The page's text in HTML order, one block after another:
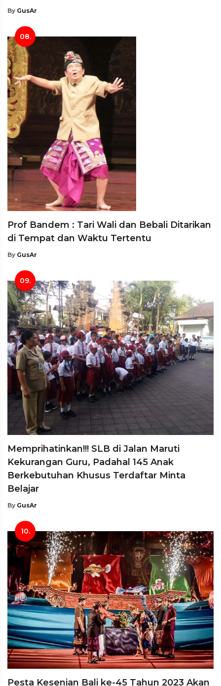
By GusAr
08.
Prof Bandem : Tari Wali dan Bebali Ditarikan
di Tempat dan Waktu Tertentu
By GusAr
09.
Memprihatinkan!!! SLB di Jalan Maruti
Kekurangan Guru, Padahal 145 Anak
Berkebutuhan Khusus Terdaftar Minta
Belajar
By GusAr
10.
Pesta Kesenian Bali ke-45 Tahun 2023 Akan